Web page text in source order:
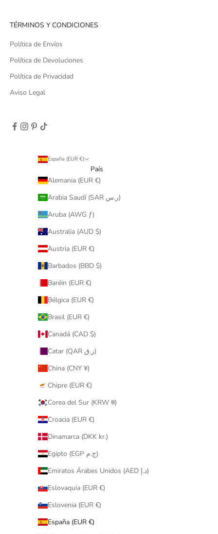
TÉRMINOS Y CONDICIONES
Política de Envíos
Política de Devoluciones
Política de Privacidad
Aviso Legal
España (EUR €)
País
Alemania (EUR €)
Arabia Saudí (SAR ر.س)
Aruba (AWG ƒ)
Australia (AUD $)
Austria (EUR €)
Barbados (BBD $)
Baréin (EUR €)
Bélgica (EUR €)
Brasil (EUR €)
Canadá (CAD $)
Catar (QAR ر.ق)
China (CNY ¥)
Chipre (EUR €)
Corea del Sur (KRW ₩)
Croacia (EUR €)
Dinamarca (DKK kr.)
Egipto (EGP ج.م)
Emiratos Árabes Unidos (AED د.إ)
Eslovaquia (EUR €)
Eslovenia (EUR €)
España (EUR €)